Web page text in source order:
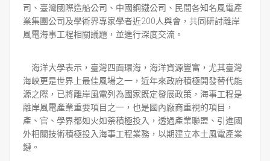
司、臺灣國際造船公司、中國鋼鐵公司、民間各知名風電產
業集團公司及學術界專家學者近200人與會，共同研討離岸
風電海事工程相關議題，並進行深度交流。
海洋大學表示，臺灣四面環海，海洋資源豐富，尤其臺灣
海峽更是世界上最佳風場之一，近年來政府積極開發替代能
源之際，已將離岸風電列為國家既定發展政策，海事工程是
離岸風電產業重要項目之一，也是國內廠商重視的項目，
產、官、學界都如火如荼積極投入，透過產業聯盟、引進國
外相關技術積極投入海事工程業務，以期建立本土風電產業
鏈。